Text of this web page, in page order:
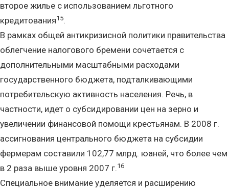
второе жилье с использованием льготного
кредитования15.
В рамках общей антикризисной политики правительства
облегчение налогового бремени сочетается с
дополнительными масштабными расходами
государственного бюджета, подталкивающими
потребительскую активность населения. Речь, в
частности, идет о субсидировании цен на зерно и
увеличении финансовой помощи крестьянам. В 2008 г.
ассигнования центрального бюджета на субсидии
фермерам составили 102,77 млрд. юаней, что более чем
в 2 раза выше уровня 2007 г.16
Специальное внимание уделяется и расширению